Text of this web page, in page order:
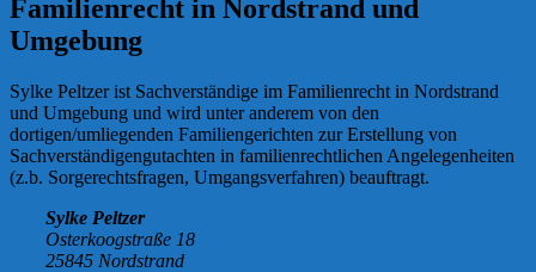
Familienrecht in Nordstrand und
Umgebung
Sylke Peltzer ist Sachverständige im Familienrecht in Nordstrand
und Umgebung und wird unter anderem von den
dortigen/umliegenden Familiengerichten zur Erstellung von
Sachverständigengutachten in familienrechtlichen Angelegenheiten
(z.b. Sorgerechtsfragen, Umgangsverfahren) beauftragt.
Sylke Peltzer
Osterkoogstraße 18
25845 Nordstrand